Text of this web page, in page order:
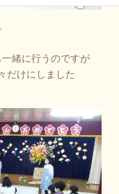
緒に行うのですが
だけにしました